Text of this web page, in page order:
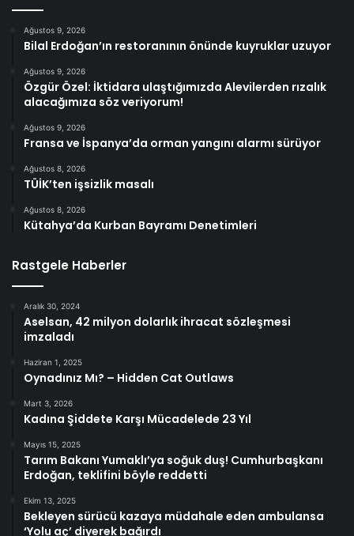
Ağustos 9, 2026
Bilal Erdoğan’ın restoranının önünde kuyruklar uzuyor
Ağustos 9, 2026
Özgür Özel: İktidara ulaştığımızda Alevilerden rızalık
alacağımıza söz veriyorum!
Ağustos 9, 2026
Fransa ve İspanya’da orman yangını alarmı sürüyor
Ağustos 8, 2026
TÜİK’ten işsizlik masalı
Ağustos 8, 2026
Kütahya’da Kurban Bayramı Denetimleri
Rastgele Haberler
Aralık 30, 2024
Aselsan, 42 milyon dolarlık ihracat sözleşmesi
imzaladı
Haziran 1, 2025
Oynadınız Mı? – Hidden Cat Outlaws
Mart 3, 2026
Kadına Şiddete Karşı Mücadelede 23 Yıl
Mayıs 15, 2025
Tarım Bakanı Yumaklı’ya soğuk duş! Cumhurbaşkanı
Erdoğan, teklifini böyle reddetti
Ekim 13, 2025
Bekleyen sürücü kazaya müdahale eden ambulansa
‘Yolu aç’ diyerek bağırdı